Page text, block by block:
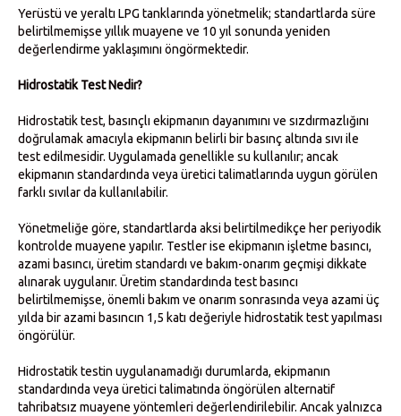
Yerüstü ve yeraltı LPG tanklarında yönetmelik; standartlarda süre
belirtilmemişse yıllık muayene ve 10 yıl sonunda yeniden
değerlendirme yaklaşımını öngörmektedir.
Hidrostatik Test Nedir?
Hidrostatik test, basınçlı ekipmanın dayanımını ve sızdırmazlığını
doğrulamak amacıyla ekipmanın belirli bir basınç altında sıvı ile
test edilmesidir. Uygulamada genellikle su kullanılır; ancak
ekipmanın standardında veya üretici talimatlarında uygun görülen
farklı sıvılar da kullanılabilir.
Yönetmeliğe göre, standartlarda aksi belirtilmedikçe her periyodik
kontrolde muayene yapılır. Testler ise ekipmanın işletme basıncı,
azami basıncı, üretim standardı ve bakım-onarım geçmişi dikkate
alınarak uygulanır. Üretim standardında test basıncı
belirtilmemişse, önemli bakım ve onarım sonrasında veya azami üç
yılda bir azami basıncın 1,5 katı değeriyle hidrostatik test yapılması
öngörülür.
Hidrostatik testin uygulanamadığı durumlarda, ekipmanın
standardında veya üretici talimatında öngörülen alternatif
tahribatsız muayene yöntemleri değerlendirilebilir. Ancak yalnızca